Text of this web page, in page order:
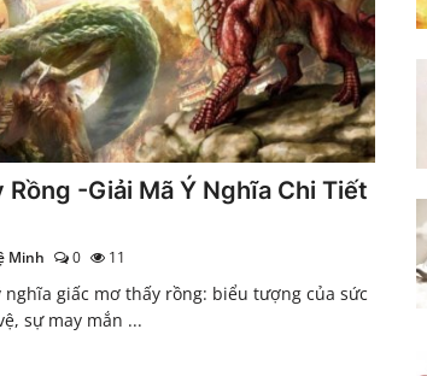
Rồng -Giải Mã Ý Nghĩa Chi Tiết
Minh 0 11
nghĩa giấc mơ thấy rồng: biểu tượng của sức
sự may mắn ...